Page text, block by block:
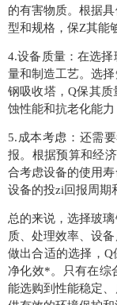
的有害物质。根据
型和规格，保Z其能
4.设备质量：在选
量和制造工艺。选
钢吸收塔，Q保其
蚀性能和抗老化能力
5.成本考虑：还需
报。根据预算和经
合考虑设备的使用
设备的投zi回报周期
总的来说，选择玻
质、处理效率、设
做出合适的选择，
净化效*。只有在综
能选购到性能稳定